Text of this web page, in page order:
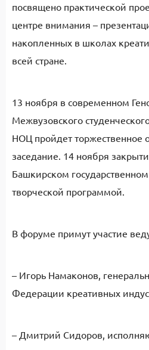
посвящено практической
центре внимания –
накопленных в школах
всей стране.
13 ноября в современном
Межвузовского
НОЦ пройдет торжественное
заседание. 14 ноября
Башкирском государственном
творческой программой.
В форуме примут участие
– Игорь Намаконов,
Федерации креативных
– Дмитрий Сидоров,